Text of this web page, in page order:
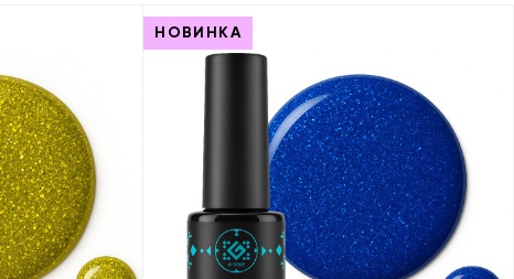
НОВИНКА